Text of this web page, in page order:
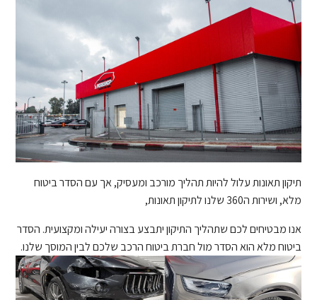
תיקון תאונות עלול להיות תהליך מורכב ומעסיק, אך עם הסדר ביטוח
מלא, ושירות ה360 שלנו לתיקון תאונות,
אנו מבטיחים לכם שתהליך התיקון יתבצע בצורה יעילה ומקצועית. הסדר
ביטוח מלא הוא הסדר מול חברת ביטוח הרכב שלכם לבין המוסך שלנו.